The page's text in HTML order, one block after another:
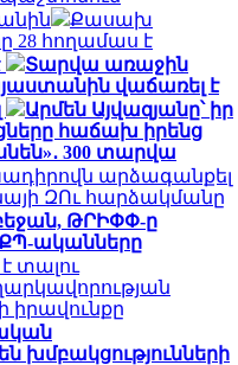
Քասախ
28 հողամաս է
Տարվա առաջին
վաճառել է
Արմեն Այվազյանը՝ իր
հաճախ իրենց
300 տարվա
արձագանքել
ԶՈւ հարձակմանը
ԹՐԻՓՓ-ը
ՔՊ-ականները
տալու
խմբակցությունների